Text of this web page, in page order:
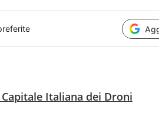
Italiana dei Droni